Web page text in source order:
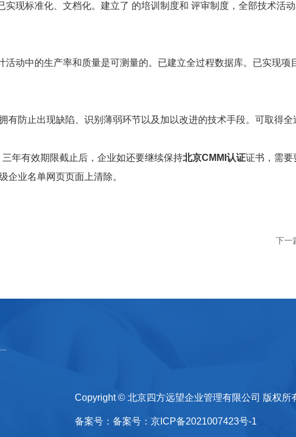
标准化、文档化。建立了 的培训制度和 评审制度，全部技术活
中的生产率和质量是可测量的。已建立全过程数据库。已实现项
防止出现缺陷、识别薄弱环节以及加以改进的技术手段。可取得全
年有效期限截止后，企业如还要继续保持北京CMMI认证证书，需要
企业名单网页页面上清除。
下一
Copyright © 北京四方远望企业管理有限公司 版权所
备案号： 备案号：京ICP备2021007423号-1